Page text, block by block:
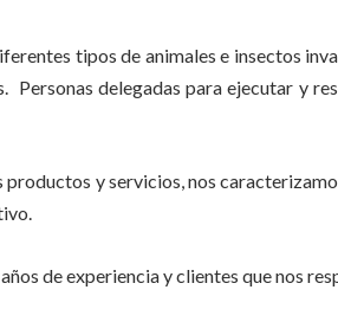
tipos de animales e insectos
Personas delegadas para ejecutar y
y servicios, nos
de experiencia y clientes que nos